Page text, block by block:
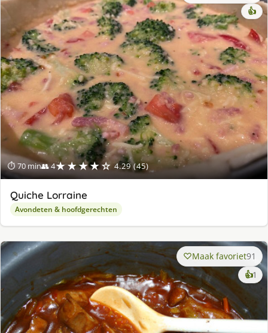
⏱ 70 min👥 4★★★★☆ 4.29 (45)
👍
Quiche Lorraine
Avondeten & hoofdgerechten
Maak favoriet91
👍1